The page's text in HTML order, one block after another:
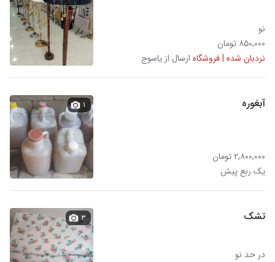
نو
۸۵۰,۰۰۰ تومان
نردبان شده | فروشگاه ارسال از یاسوج
آبغوره
۲,۸۰۰,۰۰۰ تومان
یک ربع پیش
۱
تشک
در حد نو
۳